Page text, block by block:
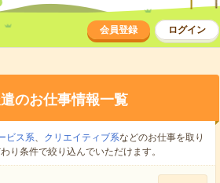
会員登録 ログイン
のお仕事情報一覧
ビス系、 クリエイティブ系などのお仕事を取り
り条件で絞り込んでいただけます。